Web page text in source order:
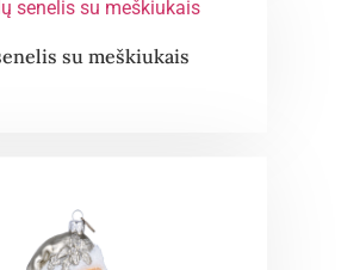
su meškiukais